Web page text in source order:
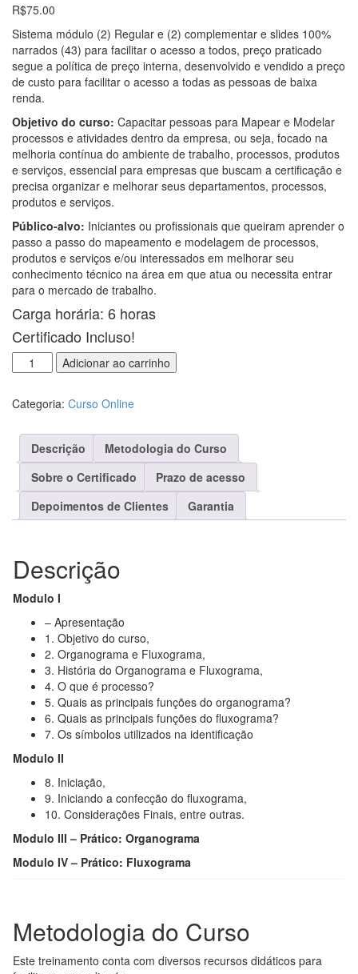
R$75.00
Sistema módulo (2) Regular e (2) complementar e slides 100%
narrados (43) para facilitar o acesso a todos, preço praticado
segue a política de preço interna, desenvolvido e vendido a preço
de custo para facilitar o acesso a todas as pessoas de baixa
renda.
Objetivo do curso: Capacitar pessoas para Mapear e Modelar
processos e atividades dentro da empresa, ou seja, focado na
melhoria contínua do ambiente de trabalho, processos, produtos
e serviços, essencial para empresas que buscam a certificação e
precisa organizar e melhorar seus departamentos, processos,
produtos e serviços.
Público-alvo: Iniciantes ou profissionais que queiram aprender o
passo a passo do mapeamento e modelagem de processos,
produtos e serviços e/ou interessados em melhorar seu
conhecimento técnico na área em que atua ou necessita entrar
para o mercado de trabalho.
Carga horária: 6 horas
Certificado Incluso!
Curso
Online
e
de
Processos
quantidade
Adicionar ao carrinho
Categoria: Curso Online
Descrição
Metodologia do Curso
Sobre o Certificado
Prazo de acesso
Depoimentos de Clientes
Garantia
Descrição
Modulo I
– Apresentação
1. Objetivo do curso,
2. Organograma e Fluxograma,
3. História do Organograma e Fluxograma,
4. O que é processo?
5. Quais as principais funções do organograma?
6. Quais as principais funções do fluxograma?
7. Os símbolos utilizados na identificação
Modulo II
8. Iniciação,
9. Iniciando a confecção do fluxograma,
10. Considerações Finais, entre outras.
Modulo III – Prático: Organograma
Modulo IV – Prático: Fluxograma
Metodologia do Curso
Este treinamento conta com diversos recursos didáticos para